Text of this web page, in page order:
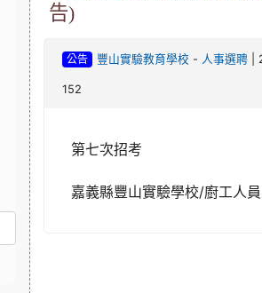
告)
公告 豐山實驗教育學校 - 人事選聘 |
152
第七次招考
嘉義縣豐山實驗學校/廚工人